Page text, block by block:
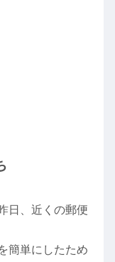
日、近くの郵便
簡単にしたため